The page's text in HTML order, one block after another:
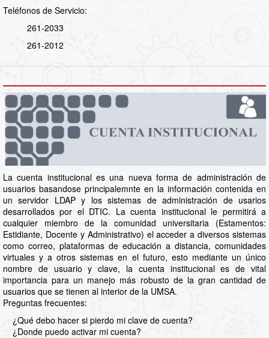
Teléfonos de Servicio:
261-2033
261-2012
La cuenta institucional es una nueva forma de administración de
usuarios basandose principalemnte en la información contenida en
un servidor LDAP y los sistemas de administración de usarios
desarrollados por el DTIC. La cuenta institucional le permitirá a
cualquier miembro de la comunidad universitaria (Estamentos:
Estidiante, Docente y Administrativo) el acceder a diversos sistemas
como correo, plataformas de educación a distancia, comunidades
virtuales y a otros sistemas en el futuro, esto mediante un único
nombre de usuario y clave, la cuenta institucional es de vital
importancia para un manejo más robusto de la gran cantidad de
usuarios que se tienen al interior de la UMSA.
Preguntas frecuentes:
¿Qué debo hacer si pierdo mi clave de cuenta?
¿Donde puedo activar mi cuenta?